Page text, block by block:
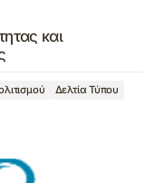
και
Δελτία Τύπου